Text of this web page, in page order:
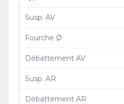
Susp. AV
Fourche Ø
Débattement AV
Susp. AR
Débattement AR